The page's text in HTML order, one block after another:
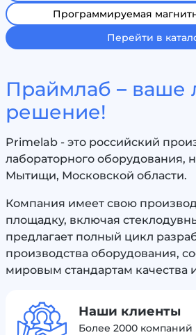
Программируемая
Перейти в
Праймлаб – ваше
решение!
Primelab - это российский
лабораторного оборудования,
Мытищи, Московской области.
Компания имеет свою
площадку, включая
предлагает полный цикл
производства оборудования,
мировым стандартам качества
Наши клиенты
Более 2000